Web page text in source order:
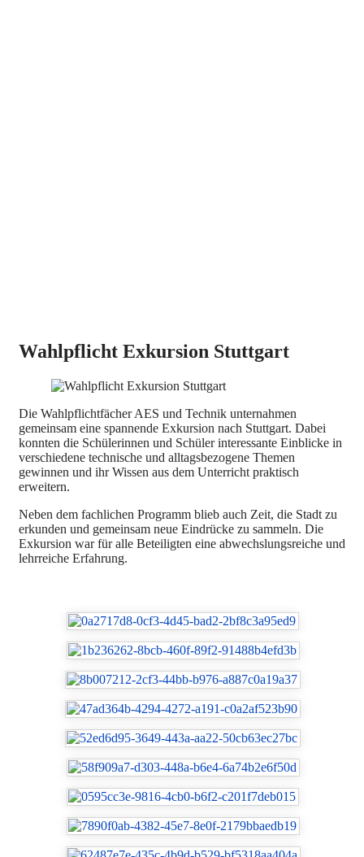
Wahlpflicht Exkursion Stuttgart
Die Wahlpflichtfächer AES und Technik unternahmen
gemeinsam eine spannende Exkursion nach Stuttgart. Dabei
konnten die Schülerinnen und Schüler interessante Einblicke in
verschiedene technische und alltagsbezogene Themen
gewinnen und ihr Wissen aus dem Unterricht praktisch
erweitern.
Neben dem fachlichen Programm blieb auch Zeit, die Stadt zu
erkunden und gemeinsam neue Eindrücke zu sammeln. Die
Exkursion war für alle Beteiligten eine abwechslungsreiche und
lehrreiche Erfahrung.